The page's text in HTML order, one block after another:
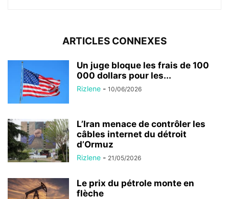
ARTICLES CONNEXES
Un juge bloque les frais de 100
000 dollars pour les...
Rizlene - 10/06/2026
L’Iran menace de contrôler les
câbles internet du détroit
d’Ormuz
Rizlene - 21/05/2026
Le prix du pétrole monte en
flèche